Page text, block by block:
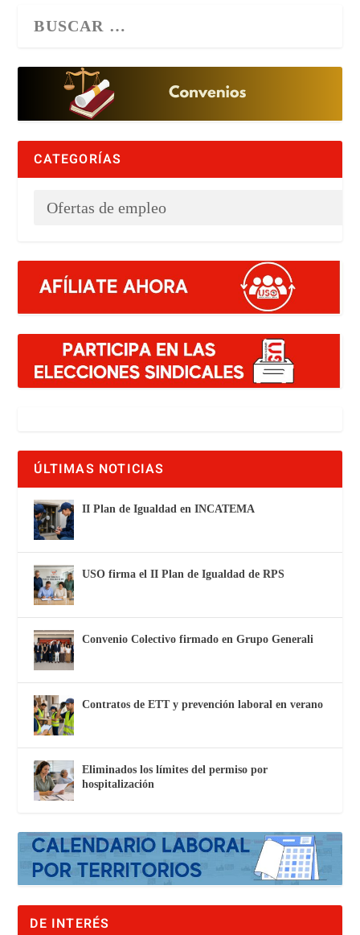
CATEGORÍAS
ÚLTIMAS NOTICIAS
II Plan de Igualdad en INCATEMA
USO firma el II Plan de Igualdad de RPS
Convenio Colectivo firmado en Grupo Generali
Contratos de ETT y prevención laboral en verano
Eliminados los límites del permiso por
hospitalización
DE INTERÉS